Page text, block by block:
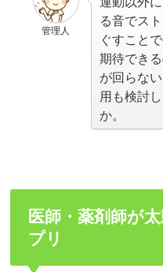
管理人
る音でス
ぐすこと
期待でき
が回らな
用も検討
か。
医師・薬剤師が
プリ